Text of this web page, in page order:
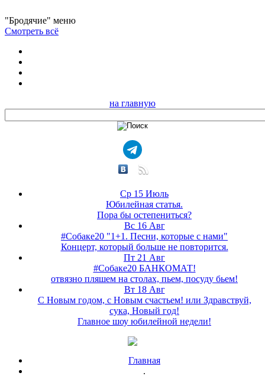
"Бродячие" меню
Смотреть всё
на главную
Ср 15 Июль
Юбилейная статья.
Пора бы остепениться?
Вс 16 Авг
#Собаке20 "1+1. Песни, которые с нами"
Концерт, который больше не повторится.
Пт 21 Авг
#Собаке20 БАНКОМАТ!
отвязно пляшем на столах, пьем, посуду бьем!
Вт 18 Авг
С Новым годом, с Новым счастьем! или Здравствуй,
сука, Новый год!
Главное шоу юбилейной недели!
Главная
.